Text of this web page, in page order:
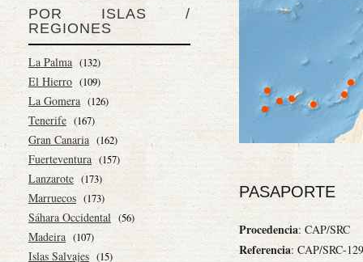
POR ISLAS /
REGIONES
La Palma (132)
El Hierro (109)
La Gomera (126)
Tenerife (167)
Gran Canaria (162)
Fuerteventura (157)
Lanzarote (173)
Marruecos (173)
Sáhara Occidental (56)
Madeira (107)
Islas Salvajes (15)
PASAPORTE
Procedencia: CAP/SRC
Referencia: CAP/SRC-129